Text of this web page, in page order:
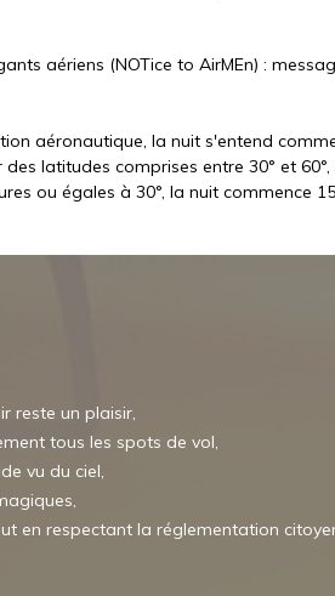
aériens (NOTice to AirMEn) :
aéronautique, la nuit s'entend
latitudes comprises entre 30° et
ou égales à 30°, la nuit commence
reste un plaisir,
tous les spots de vol,
vu du ciel,
en respectant la réglementation